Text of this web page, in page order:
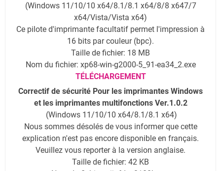
(Windows 11/10/10 x64/8.1/8.1 x64/8/8 x647/7
x64/Vista/Vista x64)
Ce pilote d'imprimante facultatif permet l'impression à
16 bits par couleur (bpc).
Taille de fichier: 18 MB
Nom du fichier: xp68-win-g2000-5_91-ea34_2.exe
TÉLÉCHARGEMENT
Correctif de sécurité Pour les imprimantes Windows
et les imprimantes multifonctions Ver.1.0.2
(Windows 11/10/10 x64/8.1/8.1 x64)
Nous sommes désolés de vous informer que cette
explication n'est pas encore disponible en français.
Veuillez vous reporter à la version anglaise.
Taille de fichier: 42 KB